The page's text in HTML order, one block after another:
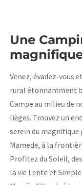
Une
Venez, évadez-vous
rural étonnamment
Campe au milieu de
lièges. Trouvez un
serein du magnifique
Mamede, à la
Profitez du Soleil,
la vie Lente et